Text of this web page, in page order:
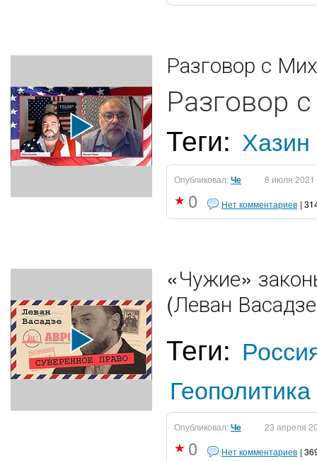
Разговор с
Разговор
Теги: Хазин
Опубликовал:Че 8 июля 2021
0 Нет комментариев |
«Чужие»
(Леван
Теги:
Геополитика
Опубликовал:Че 23 апреля
0 Нет комментариев |